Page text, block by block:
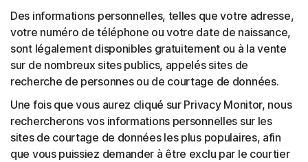
Des informations personnelles, telles que votre adresse,
votre numéro de téléphone ou votre date de naissance,
sont légalement disponibles gratuitement ou à la vente
sur de nombreux sites publics, appelés sites de
recherche de personnes ou de courtage de données.
Une fois que vous aurez cliqué sur Privacy Monitor, nous
rechercherons vos informations personnelles sur les
sites de courtage de données les plus populaires, afin
que vous puissiez demander à être exclu par le courtier